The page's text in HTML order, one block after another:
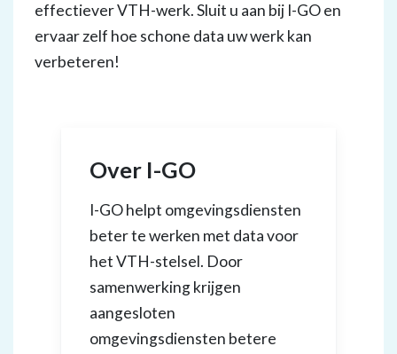
effectiever VTH-werk. Sluit u aan bij I-GO en
ervaar zelf hoe schone data uw werk kan
verbeteren!
Over I-GO
I-GO helpt omgevingsdiensten
beter te werken met data voor
het VTH-stelsel. Door
samenwerking krijgen
aangesloten
omgevingsdiensten betere